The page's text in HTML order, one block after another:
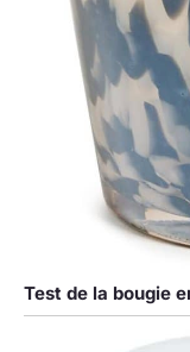
Test de la bougie